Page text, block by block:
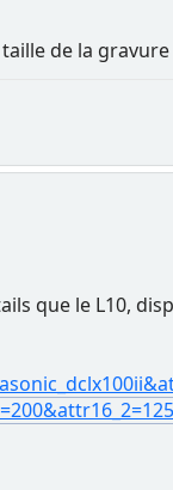
de la
que le L10,